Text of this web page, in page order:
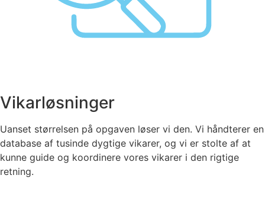
Vikarløsninger
Uanset størrelsen på opgaven løser vi den. Vi håndterer en
database af tusinde dygtige vikarer, og vi er stolte af at
kunne guide og koordinere vores vikarer i den rigtige
retning.